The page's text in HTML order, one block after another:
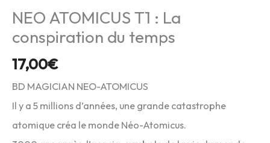
NEO ATOMICUS T1 : La
conspiration du temps
17,00€
BD MAGICIAN NEO-ATOMICUS
Il y a 5 millions d’années, une grande catastrophe
atomique créa le monde Néo-Atomicus.